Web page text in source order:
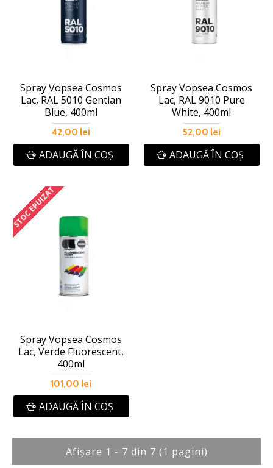
Spray Vopsea Cosmos
Lac, RAL 5010 Gentian
Blue, 400ml
42,00 lei
ADAUGĂ ÎN COŞ
Spray Vopsea Cosmos
Lac, RAL 9010 Pure
White, 400ml
52,00 lei
ADAUGĂ ÎN COŞ
STOC EPUIZAT
Spray Vopsea Cosmos
Lac, Verde Fluorescent,
400ml
101,00 lei
ADAUGĂ ÎN COŞ
Afişare 1 - 7 din 7 (1 pagini)